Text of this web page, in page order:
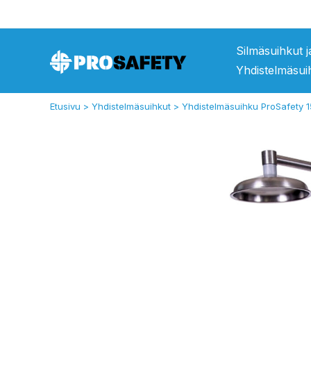
sisältöön
Silmäsuihkut
Etusivu Yhdistelmäsuihkut Yhdistelmäsuihku ProSafety